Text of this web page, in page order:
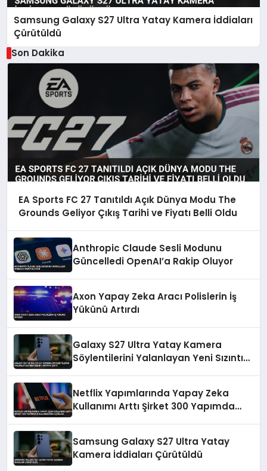
Samsung Galaxy S27 Ultra Yatay Kamera İddiaları
Çürütüldü
Son Dakika
EA Sports FC 27 Tanıtıldı Açık Dünya Modu The
Grounds Geliyor Çıkış Tarihi ve Fiyatı Belli Oldu
Anthropic Claude Sesli Modunu
Güncelledi OpenAI’a Rakip Oluyor
Axon Yapay Zeka Aracı Polislerin İş
Yükünü Artırdı
Galaxy S27 Ultra Yatay Kamera
Söylentilerini Yalanlayan Yeni Sızıntı
Netflix Yapımlarında Yapay Zeka
Kullanımı Arttı Şirket 300 Yapımda
Samsung Galaxy S27 Ultra Yatay
Kamera İddiaları Çürütüldü